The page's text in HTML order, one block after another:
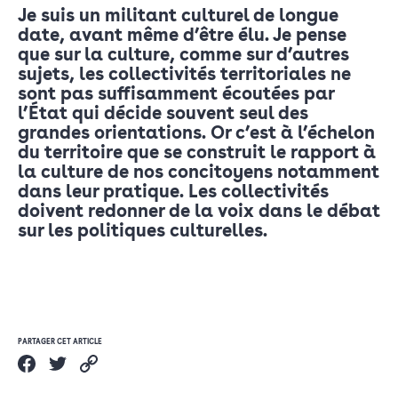
Je suis un militant culturel de longue
date, avant même d’être élu. Je pense
que sur la culture, comme sur d’autres
sujets, les collectivités territoriales ne
sont pas suffisamment écoutées par
l’État qui décide souvent seul des
grandes orientations. Or c’est à l’échelon
du territoire que se construit le rapport à
la culture de nos concitoyens notamment
dans leur pratique. Les collectivités
doivent redonner de la voix dans le débat
sur les politiques culturelles.
PARTAGER CET ARTICLE